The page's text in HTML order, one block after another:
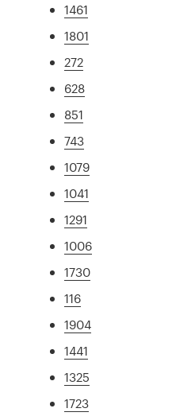
1461
1801
272
628
851
743
1079
1041
1291
1006
1730
116
1904
1441
1325
1723